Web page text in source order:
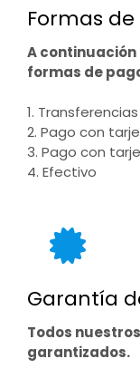
Formas
A
formas de
1.
2. Pago con
3. Pago con
4. Efectivo
Garantía
Todos
garantizados.